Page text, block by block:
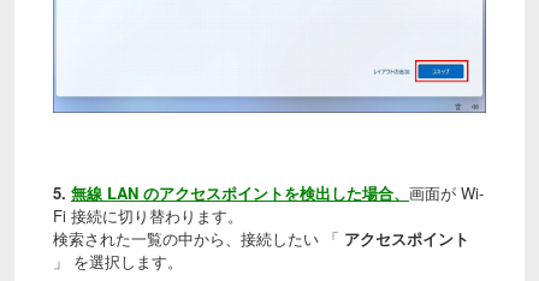
5. 無線 LAN のアクセスポイントを検出した場合、 画面が Wi-
Fi 接続に切り替わります。
検索された一覧の中から、接続したい 「 アクセスポイント
」 を選択します。